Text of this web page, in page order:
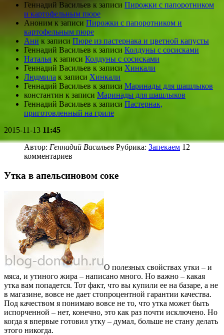
Геннадий Васильев к записи Пирожки с папоротником
и картофельным пюре
Аноним к записи Пирожки с папоротником и
картофельным пюре
Ани к записи Пюре из пастернака и цветной капусты
Геннадий Васильев к записи Колдуны с сосисками
Наталья к записи Колдуны с сосисками
Геннадий Васильев к записи Хинкали
Людмила к записи Хинкали
Геннадий Васильев к записи Маринады для шашлыков
константин к записи Маринады для шашлыков
Геннадий Васильев к записи Пастернак,
приготовленный на гриле
2015-11-13 11:45
Автор: Геннадий Васильев Рубрика: Запекаем 12
комментариев
Утка в апельсиновом соке
О полезных свойствах утки – и
мяса, и утиного жира – написано много. Но важно – какая
утка вам попадется. Тот факт, что вы купили ее на базаре, а не
в магазине, вовсе не дает стопроцентной гарантии качества.
Под качеством я понимаю вовсе не то, что утка может быть
испорченной – нет, конечно, это как раз почти исключено. Но
когда я впервые готовил утку – думал, больше не стану делать
этого никогда.